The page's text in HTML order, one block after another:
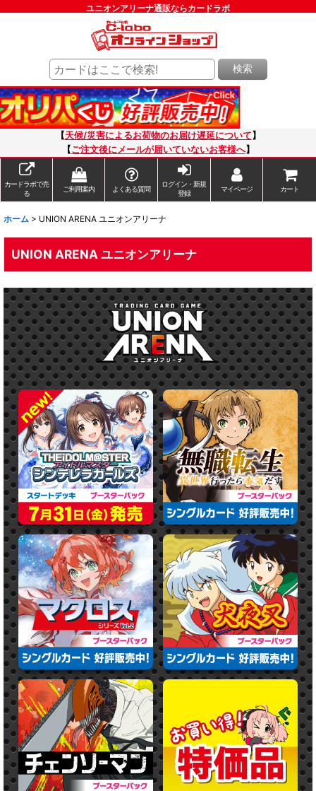
ユニオンアリーナ通販ならカードラボ
検索
【天候/災害によるお荷物のお届け遅延について 】
【ご注文後にメールが届いていないお客様へ】
カードラボで売
る
ご利用案内 よくある質問
ログイン・新規
登録
マイページ カート
ホーム > UNION ARENA ユニオンアリーナ
UNION ARENA ユニオンアリーナ